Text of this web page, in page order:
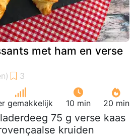
met ham en verse
gemakkelijk 10 min 20 min
75 g verse kaas
kruiden